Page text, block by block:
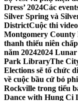
Dress’ 2024Các
Silver Spring và
DistrictCuộc thi video
Montgomery County
thanh thiếu niên
năm 20242024
Park LibraryThe
Elections sẽ tổ chức
về cuộc bầu cử bỏ
Rockville trong tiểu
Dance with Hung Ci